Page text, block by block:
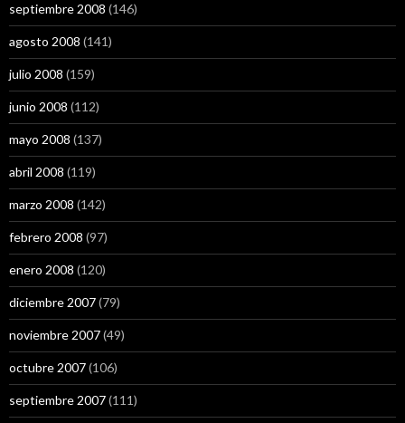
septiembre 2008 (146)
agosto 2008 (141)
julio 2008 (159)
junio 2008 (112)
mayo 2008 (137)
abril 2008 (119)
marzo 2008 (142)
febrero 2008 (97)
enero 2008 (120)
diciembre 2007(79)
noviembre 2007(49)
octubre 2007(106)
septiembre 2007(111)